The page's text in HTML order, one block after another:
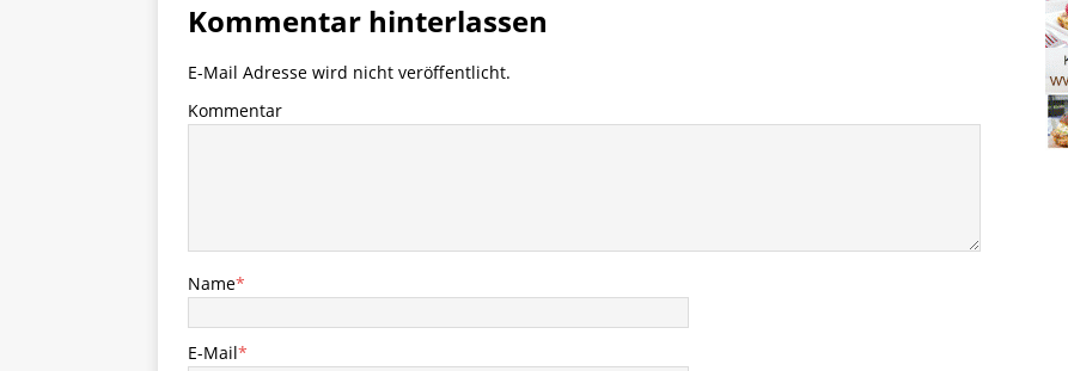
Kommentar hinterlassen
E-Mail Adresse wird nicht veröffentlicht.
Kommentar
Name*
E-Mail*